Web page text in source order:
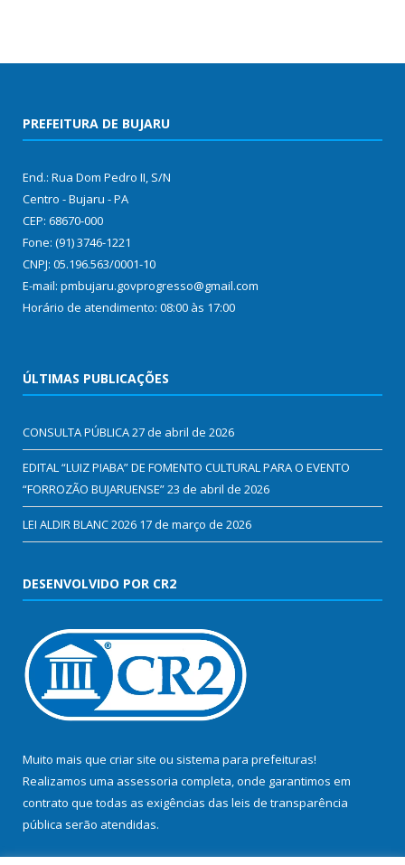
PREFEITURA DE BUJARU
End.: Rua Dom Pedro II, S/N
Centro - Bujaru - PA
CEP: 68670-000
Fone: (91) 3746-1221
CNPJ: 05.196.563/0001-10
E-mail: pmbujaru.govprogresso@gmail.com
Horário de atendimento: 08:00 às 17:00
ÚLTIMAS PUBLICAÇÕES
CONSULTA PÚBLICA27 de abril de 2026
EDITAL “LUIZ PIABA” DE FOMENTO CULTURAL PARA O EVENTO
“FORROZÃO BUJARUENSE”23 de abril de 2026
LEI ALDIR BLANC 2026 17 de março de 2026
DESENVOLVIDO POR CR2
Muito mais que criar site ou sistema para prefeituras!
Realizamos uma assessoria completa, onde garantimos em
contrato que todas as exigências das leis de transparência
pública serão atendidas.